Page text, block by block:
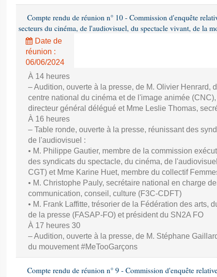
Compte rendu de réunion n° 10 - Commission d'enquête
secteurs du cinéma, de l'audiovisuel, du spectacle vivant, de la
Date de
réunion :
06/06/2024
À 14 heures
– Audition, ouverte à la presse, de M. Olivier Henrard,
centre national du cinéma et de l'image animée
directeur général délégué et Mme Leslie Thomas,
À 16 heures
– Table ronde, ouverte à la presse, réunissant des
de l'audiovisuel :
• M. Philippe Gautier, membre de la commission
des syndicats du spectacle, du cinéma, de
CGT) et Mme Karine Huet, membre du collectif
• M. Christophe Pauly, secrétaire national en charge
communication, conseil, culture (F3C-CDFT)
• M. Frank Laffitte, trésorier de la Fédération des arts,
de la presse (FASAP-FO) et président du SN2A FO
À 17 heures 30
– Audition, ouverte à la presse, de M. Stéphane
du mouvement #MeTooGarçons
Compte rendu de réunion n° 9 - Commission d'enquête